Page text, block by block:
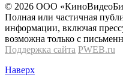
© 2026 OOО
Полная или частичная
информации, включая
возможна только с
Поддержка сайта PWEB.ru
Наверх